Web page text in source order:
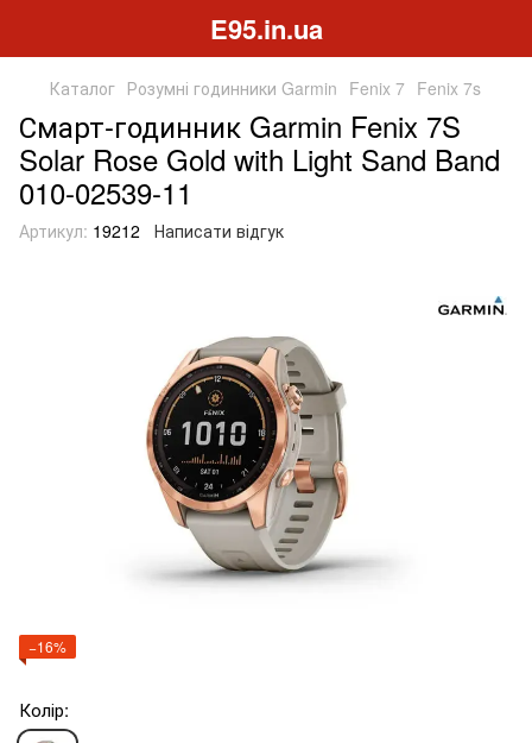
E95.in.ua
Каталог Розумні годинники Garmin Fenix 7 Fenix 7s
Смарт-годинник Garmin Fenix 7S
Solar Rose Gold with Light Sand Band
010-02539-11
Артикул: 19212 Написати відгук
−16%
Колір: